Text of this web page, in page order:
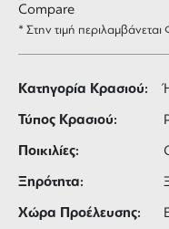
Compare
* Στην τιμή
Κατηγορία Κρασιού:
Τύπος Κρασιού:
Ποικιλίες:
Ξηρότητα:
Χώρα Προέλευσης: